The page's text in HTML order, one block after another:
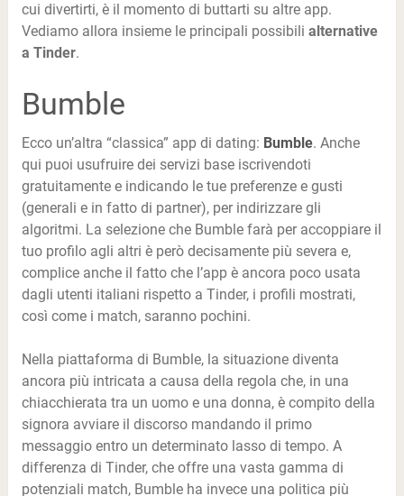
cui divertirti, è il momento di buttarti su altre app.
Vediamo allora insieme le principali possibili alternative
a Tinder.
Bumble
Ecco un’altra “classica” app di dating: Bumble. Anche
qui puoi usufruire dei servizi base iscrivendoti
gratuitamente e indicando le tue preferenze e gusti
(generali e in fatto di partner), per indirizzare gli
algoritmi. La selezione che Bumble farà per accoppiare il
tuo profilo agli altri è però decisamente più severa e,
complice anche il fatto che l’app è ancora poco usata
dagli utenti italiani rispetto a Tinder, i profili mostrati,
così come i match, saranno pochini.
Nella piattaforma di Bumble, la situazione diventa
ancora più intricata a causa della regola che, in una
chiacchierata tra un uomo e una donna, è compito della
signora avviare il discorso mandando il primo
messaggio entro un determinato lasso di tempo. A
differenza di Tinder, che offre una vasta gamma di
potenziali match, Bumble ha invece una politica più